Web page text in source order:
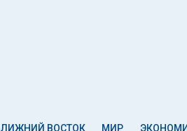
ВОСТОК МИР